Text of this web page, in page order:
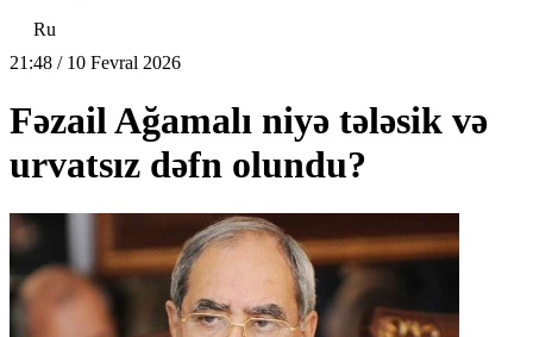
Ru
21:48 / 10 Fevral 2026
Fəzail Ağamalı niyə tələsik və
urvatsız dəfn olundu?